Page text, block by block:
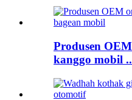
Produsen
kanggo mobil